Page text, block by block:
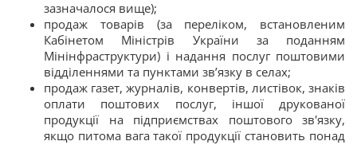
зазначалося вище);
продаж товарів (за переліком, встановленим
Кабінетом Міністрів України за поданням
Мінінфраструктури) і надання послуг поштовими
відділеннями та пунктами зв’язку в селах;
продаж газет, журналів, конвертів, листівок, знаків
оплати поштових послуг, іншої друкованої
продукції на підприємствах поштового зв'язку,
якщо питома вага такої продукції становить понад